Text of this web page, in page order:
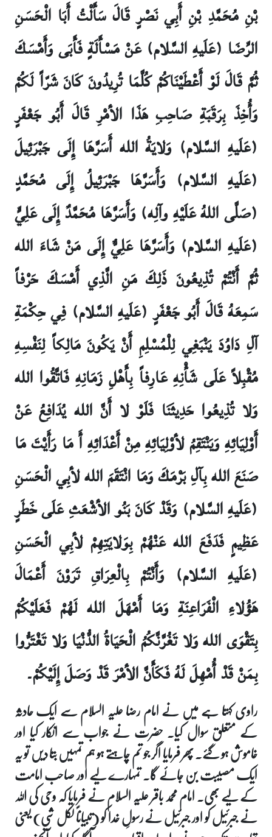
بْنِ مُحَمَّدِ بْنِ أَبِي نَصْرٍ قَالَ سَأَلْتُ أَبَا الْحَسَنِ
الرِّضَا (عَلَيهِ السَّلام) عَنْ مَسْأَلَةٍ فَأَبَى وَأَمْسَكَ
ثُمَّ قَالَ لَوْ أَعْطَيْنَاكُمْ كُلَّمَا تُرِيدُونَ كَانَ شَرّاً لَكُمْ
وَأُخِذَ بِرَقَبَةِ صَاحِبِ هَذَا الأمْرِ قَالَ أَبُو جَعْفَرٍ
(عَلَيهِ السَّلام) وَلايَةُ الله أَسَرَّهَا إِلَى جَبْرَئِيلَ
(عَلَيهِ السَّلام) وَأَسَرَّهَا جَبْرَئِيلُ إِلَى مُحَمَّدٍ
(صَلَّى اللهُ عَلَيْهِ وآلِه) وَأَسَرَّهَا مُحَمَّدٌ إِلَى عَلِيٍّ
(عَلَيهِ السَّلام) وَأَسَرَّهَا عَلِيٌّ إِلَى مَنْ شَاءَ الله
ثُمَّ أَنْتُمْ تُذِيعُونَ ذَلِكَ مَنِ الَّذِي أَمْسَكَ حَرْفاً
سَمِعَهُ قَالَ أَبُو جَعْفَرٍ (عَلَيهِ السَّلام) فِي حِكْمَةِ
آلِ دَاوُدَ يَنْبَغِي لِلْمُسْلِمِ أَنْ يَكُونَ مَالِكاً لِنَفْسِهِ
مُقْبِلاً عَلَى شَأْنِهِ عَارِفاً بِأَهْلِ زَمَانِهِ فَاتَّقُوا الله
وَلا تُذِيعُوا حَدِيثَنَا فَلَوْ لا أَنَّ الله يُدَافِعُ عَنْ
أَوْلِيَائِهِ وَيَنْتَقِمُ لأوْلِيَائِهِ مِنْ أَعْدَائِهِ أَ مَا رَأَيْتَ مَا
صَنَعَ الله بِ‏آلِ بَرْمَكَ وَمَا انْتَقَمَ الله لأبِي الْحَسَنِ
(عَلَيهِ السَّلام) وَقَدْ كَانَ بَنُو الأشْعَثِ عَلَى خَطَرٍ
عَظِيمٍ فَدَفَعَ الله عَنْهُمْ بِوَلايَتِهِمْ لأبِي الْحَسَنِ
(عَلَيهِ السَّلام) وَأَنْتُمْ بِالْعِرَاقِ تَرَوْنَ أَعْمَالَ
هَؤُلاءِ الْفَرَاعِنَةِ وَمَا أَمْهَلَ الله لَهُمْ فَعَلَيْكُمْ
بِتَقْوَى الله وَلا تَغُرَّنَّكُمُ الْحَيَاةُ الدُّنْيَا وَلا تَغْتَرُّوا
بِمَنْ قَدْ أُمْهِلَ لَهُ فَكَأَنَّ الأمْرَ قَدْ وَصَلَ إِلَيْكُمْ۔
راوی کہتا ہے میں نے امام رضا علیہ السلام سے ایک حادثہ
کے متعلق سوال کیا۔ حضرت نے جواب سے انکار کیا اور
خاموش ہو گئے۔ پھر فرمایا اگر جو تم چاہتے ہو ہم تمہیں بتا دیں تو یہ
ایک مصیبت بن جائے گا۔ تمہارے لیے اور صاحب امامت
کے لیے بھی۔ امام محمد باقر علیہ السلام نے فرمایا کہ وحی کی اللہ
نے جبرئیل کو اور جبرئیل نے رسولِ خدا کو (تبیاناً لکل شی) یعنی